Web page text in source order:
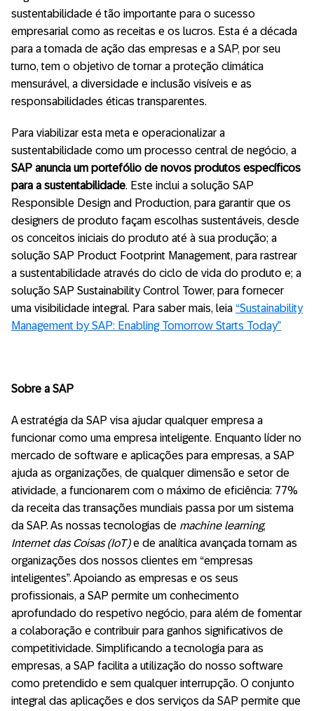
sustentabilidade é tão importante para o sucesso
empresarial como as receitas e os lucros. Esta é a década
para a tomada de ação das empresas e a SAP, por seu
turno, tem o objetivo de tornar a proteção climática
mensurável, a diversidade e inclusão visíveis e as
responsabilidades éticas transparentes.
Para viabilizar esta meta e operacionalizar a
sustentabilidade como um processo central de negócio, a
SAP anuncia um portefólio de novos produtos específicos
para a sustentabilidade. Este inclui a solução SAP
Responsible Design and Production, para garantir que os
designers de produto façam escolhas sustentáveis, desde
os conceitos iniciais do produto até à sua produção; a
solução SAP Product Footprint Management, para rastrear
a sustentabilidade através do ciclo de vida do produto e; a
solução SAP Sustainability Control Tower, para fornecer
uma visibilidade integral. Para saber mais, leia “Sustainability
Management by SAP: Enabling Tomorrow Starts Today”
Sobre a SAP
A estratégia da SAP visa ajudar qualquer empresa a
funcionar como uma empresa inteligente. Enquanto líder no
mercado de software e aplicações para empresas, a SAP
ajuda as organizações, de qualquer dimensão e setor de
atividade, a funcionarem com o máximo de eficiência: 77%
da receita das transações mundiais passa por um sistema
da SAP. As nossas tecnologias de machine learning,
Internet das Coisas (IoT)e de analítica avançada tornam as
organizações dos nossos clientes em “empresas
inteligentes”. Apoiando as empresas e os seus
profissionais, a SAP permite um conhecimento
aprofundado do respetivo negócio, para além de fomentar
a colaboração e contribuir para ganhos significativos de
competitividade. Simplificando a tecnologia para as
empresas, a SAP facilita a utilização do nosso software
como pretendido e sem qualquer interrupção. O conjunto
integral das aplicações e dos serviços da SAP permite que